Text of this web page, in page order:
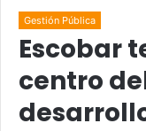
Gestión Pública
Escobar
centro